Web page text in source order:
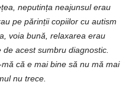
neputința neajunsul erau
pe părinții copiilor cu autism
voia bună, relaxarea erau
acest sumbru diagnostic.
că e mai bine să nu mă mai
nu trece.